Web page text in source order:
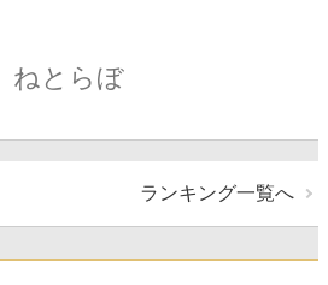
ねとらぼ
ランキング一覧へ